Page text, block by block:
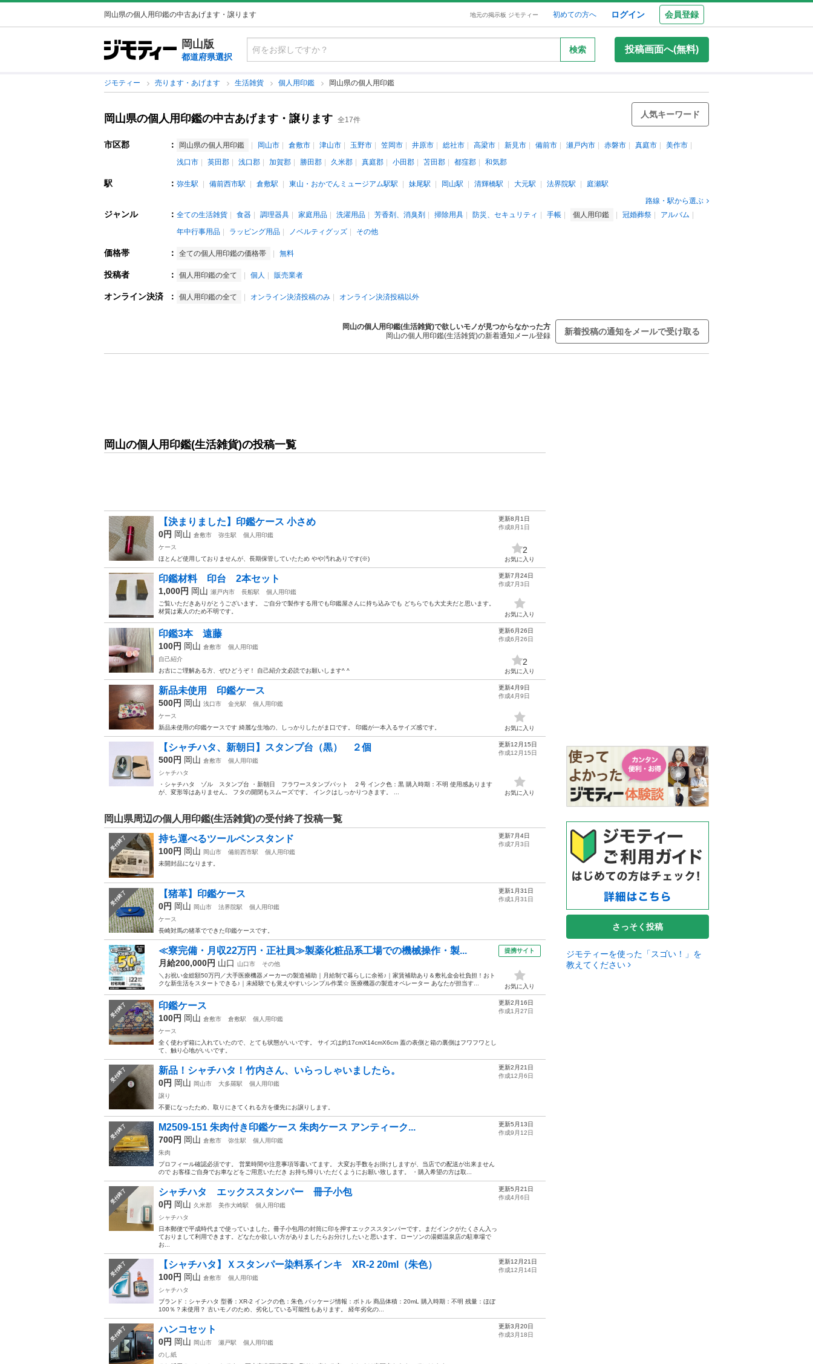
岡山県の個人用印鑑の中古あげます・譲ります 地元の掲示板 ジモティー 初めての方へ ログイン 会員登録
岡山版
都道府県選択
検索 投稿画面へ(無料)
ジモティー 売ります・あげます 生活雑貨 個人用印鑑 岡山県の個人用印鑑
岡山県の個人用印鑑の中古あげます・譲ります 全17件
人気キーワード
市区郡 ： 岡山県の個人用印鑑 岡山市 倉敷市 津山市 玉野市 笠岡市 井原市 総社市 高梁市 新見市 備前市 瀬戸内市 赤磐市 真庭市
美作市
浅口市
英田郡 浅口郡 加賀郡 勝田郡 久米郡 真庭郡 小田郡 苫田郡 都窪郡 和気郡
駅 ： 弥生駅 備前西市駅 倉敷駅 東山・おかでんミュージアム駅駅 妹尾駅 岡山駅 清輝橋駅 大元駅 法界院駅
庭瀬駅
路線・駅から選ぶ
ジャンル ： 全ての生活雑貨 食器 調理器具 家庭用品 洗濯用品 芳香剤、消臭剤 掃除用具 防災、セキュリティ 手帳 個人用印鑑 冠婚葬祭
アルバム
年中行事用品
ラッピング用品 ノベルティグッズ その他
価格帯 ： 全ての個人用印鑑の価格帯 無料
投稿者 ： 個人用印鑑の全て 個人 販売業者
オンライン決済 ： 個人用印鑑の全て オンライン決済投稿のみ オンライン決済投稿以外
岡山の個人用印鑑(生活雑貨)で欲しいモノが見つからなかった方
岡山の個人用印鑑(生活雑貨)の新着通知メール登録
新着投稿の通知をメールで受け取る
岡山の個人用印鑑(生活雑貨)の投稿一覧
【決まりました】印鑑ケース 小さめ
0円 岡山 倉敷市 弥生駅
個人用印鑑
ケース
ほとんど使用しておりませんが、長期保管していたため やや汚れありです(※)
更新8月1日
作成8月1日
2
お気に入り
印鑑材料 印台 2本セット
1,000円 岡山 瀬戸内市 長船駅
個人用印鑑
ご覧いただきありがとうございます。 ご自分で製作する用でも印鑑屋さんに持ち込みでも どちらでも大丈夫だと思います。
材質は素人のため不明です。
更新7月24日
作成7月3日
お気に入り
印鑑3本 遠藤
100円 岡山 倉敷市
個人用印鑑
自己紹介
お古にご理解ある方、ぜひどうぞ！ 自己紹介文必読でお願いします^ ^
更新6月26日
作成6月26日
2
お気に入り
新品未使用 印鑑ケース
500円 岡山 浅口市 金光駅
個人用印鑑
ケース
新品未使用の印鑑ケースです 綺麗な生地の、しっかりしたがま口です。 印鑑が一本入るサイズ感です。
更新4月9日
作成4月9日
お気に入り
【シャチハタ、新朝日】スタンプ台（黒） ２個
500円 岡山 倉敷市
個人用印鑑
シャチハタ
・シャチハタ ゾル スタンプ台 ・新朝日 フラワースタンプパット ２号 インク色：黒 購入時期：不明 使用感あります
が、変形等はありません。 フタの開閉もスムーズです。 インクはしっかりつきます。 ...
更新12月15日
作成12月15日
お気に入り
岡山県周辺の個人用印鑑(生活雑貨)の受付終了投稿一覧
受付終了 持ち運べるツールペンスタンド
100円 岡山 岡山市 備前西市駅
個人用印鑑
未開封品になります。
更新7月4日
作成7月3日
受付終了 【猪革】印鑑ケース
0円 岡山 岡山市 法界院駅
個人用印鑑
ケース
長崎対馬の猪革でできた印鑑ケースです。
更新1月31日
作成1月31日
≪寮完備・月収22万円・正社員≫製薬化粧品系工場での機械操作・製...
月給200,000円 山口 山口市
その他
＼お祝い金総額50万円／大手医療機器メーカーの製造補助｜月給制で暮らしに余裕♪｜家賃補助あり＆敷礼金会社負担！おト
クな新生活をスタートできる♪｜未経験でも覚えやすいシンプル作業☆ 医療機器の製造オペレーター あなたが担当す...
提携サイト
お気に入り
受付終了 印鑑ケース
100円 岡山 倉敷市 倉敷駅
個人用印鑑
ケース
全く使わず箱に入れていたので、とても状態がいいです。 サイズは約17cmX14cmX6cm 蓋の表側と箱の裏側はフワフワとし
て、触り心地がいいです。
更新2月16日
作成1月27日
受付終了 新品！シャチハタ！竹内さん、いらっしゃいましたら。
0円 岡山 岡山市 大多羅駅
個人用印鑑
譲り
不要になったため、取りにきてくれる方を優先にお譲りします。
更新2月21日
作成12月6日
受付終了 M2509-151 朱肉付き印鑑ケース 朱肉ケース アンティーク...
700円 岡山 倉敷市 弥生駅
個人用印鑑
朱肉
プロフィール確認必須です。 営業時間や注意事項等書いてます。 大変お手数をお掛けしますが、当店での配送が出来ません
ので お客様ご自身でお車などをご用意いただき お持ち帰りいただくようにお願い致します。 ・購入希望の方は取...
更新5月13日
作成9月12日
受付終了 シャチハタ エックススタンパー 冊子小包
0円 岡山 久米郡 美作大崎駅
個人用印鑑
シャチハタ
日本郵便で平成時代まで使っていました。冊子小包用の封筒に印を押すエックススタンパーです。まだインクがたくさん入っ
ておりまして利用できます。どなたか欲しい方がありましたらお分けしたいと思います。ローソンの湯郷温泉店の駐車場で
お...
更新5月21日
作成4月6日
受付終了 【シャチハタ】Ｘスタンパー染料系インキ XR-2 20ml（朱色）
100円 岡山 倉敷市
個人用印鑑
シャチハタ
ブランド：シャチハタ 型番：XR-2 インクの色：朱色 パッケージ情報：ボトル 商品体積：20mL 購入時期：不明 残量：ほぼ
100％？未使用？ 古いモノのため、劣化している可能性もあります。 経年劣化の...
更新12月21日
作成12月14日
受付終了 ハンコセット
0円 岡山 岡山市 瀬戸駅
個人用印鑑
のし紙
更新3月20日
作成3月18日
さっそく投稿
ジモティーを使った「スゴい！」を
教えてください